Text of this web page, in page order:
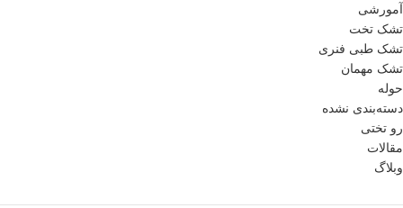
آمورشی
تشک تخت
تشک طبی فنری
تشک مهمان
حوله
دسته‌بندی نشده
رو تختی
مقالات
وبلاگ